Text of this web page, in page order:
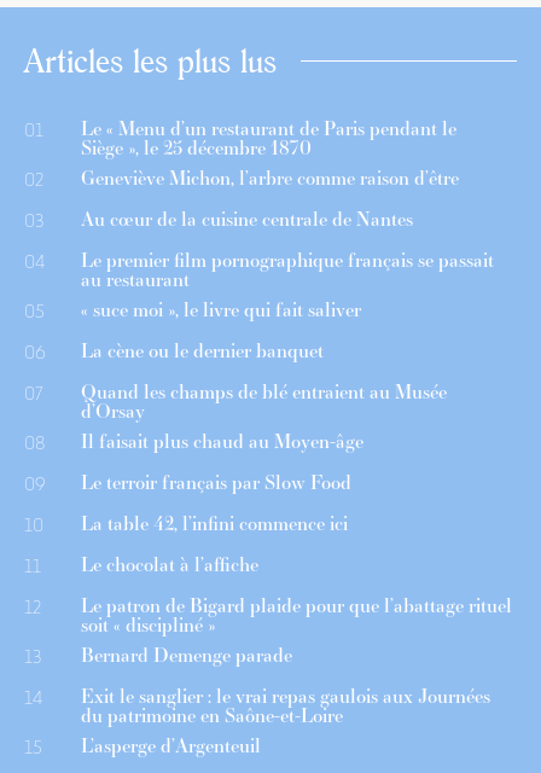
Articles les plus lus
01 Le « Menu d’un restaurant de Paris pendant le
Siège », le 25 décembre 1870
02 Geneviève Michon, l’arbre comme raison d’être
03 Au cœur de la cuisine centrale de Nantes
04 Le premier film pornographique français se passait
au restaurant
05 « suce moi », le livre qui fait saliver
06 La cène ou le dernier banquet
07 Quand les champs de blé entraient au Musée
d’Orsay
08 Il faisait plus chaud au Moyen-âge
09 Le terroir français par Slow Food
10 La table 42, l’infini commence ici
11 Le chocolat à l’affiche
12 Le patron de Bigard plaide pour que l’abattage rituel
soit « discipliné »
13 Bernard Demenge parade
14 Exit le sanglier : le vrai repas gaulois aux Journées
du patrimoine en Saône-et-Loire
15 L’asperge d’Argenteuil